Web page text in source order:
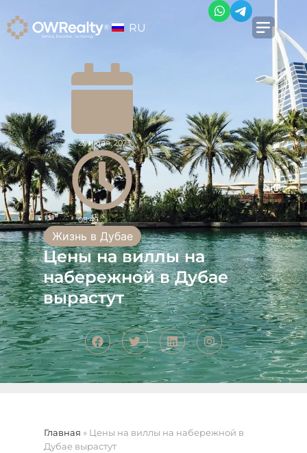
RU
25 июля, 2023
08:49
Жизнь в Дубае
Цены на виллы на
набережной в Дубае
вырастут
Главная » Цены на виллы на набережной в
Дубае вырастут